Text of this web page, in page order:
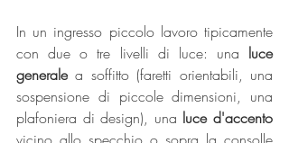
In un ingresso piccolo lavoro tipicamente
con due o tre livelli di luce: una luce
generale a soffitto (faretti orientabili, una
sospensione di piccole dimensioni, una
plafoniera di design), una luce d'accento